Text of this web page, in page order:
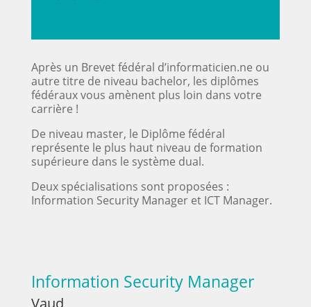
Après un Brevet fédéral d’informaticien.ne ou
autre titre de niveau bachelor, les diplômes
fédéraux vous amènent plus loin dans votre
carrière !
De niveau master, le Diplôme fédéral
représente le plus haut niveau de formation
supérieure dans le système dual.
Deux spécialisations sont proposées :
Information Security Manager et ICT Manager.
Information Security Manager
Vaud